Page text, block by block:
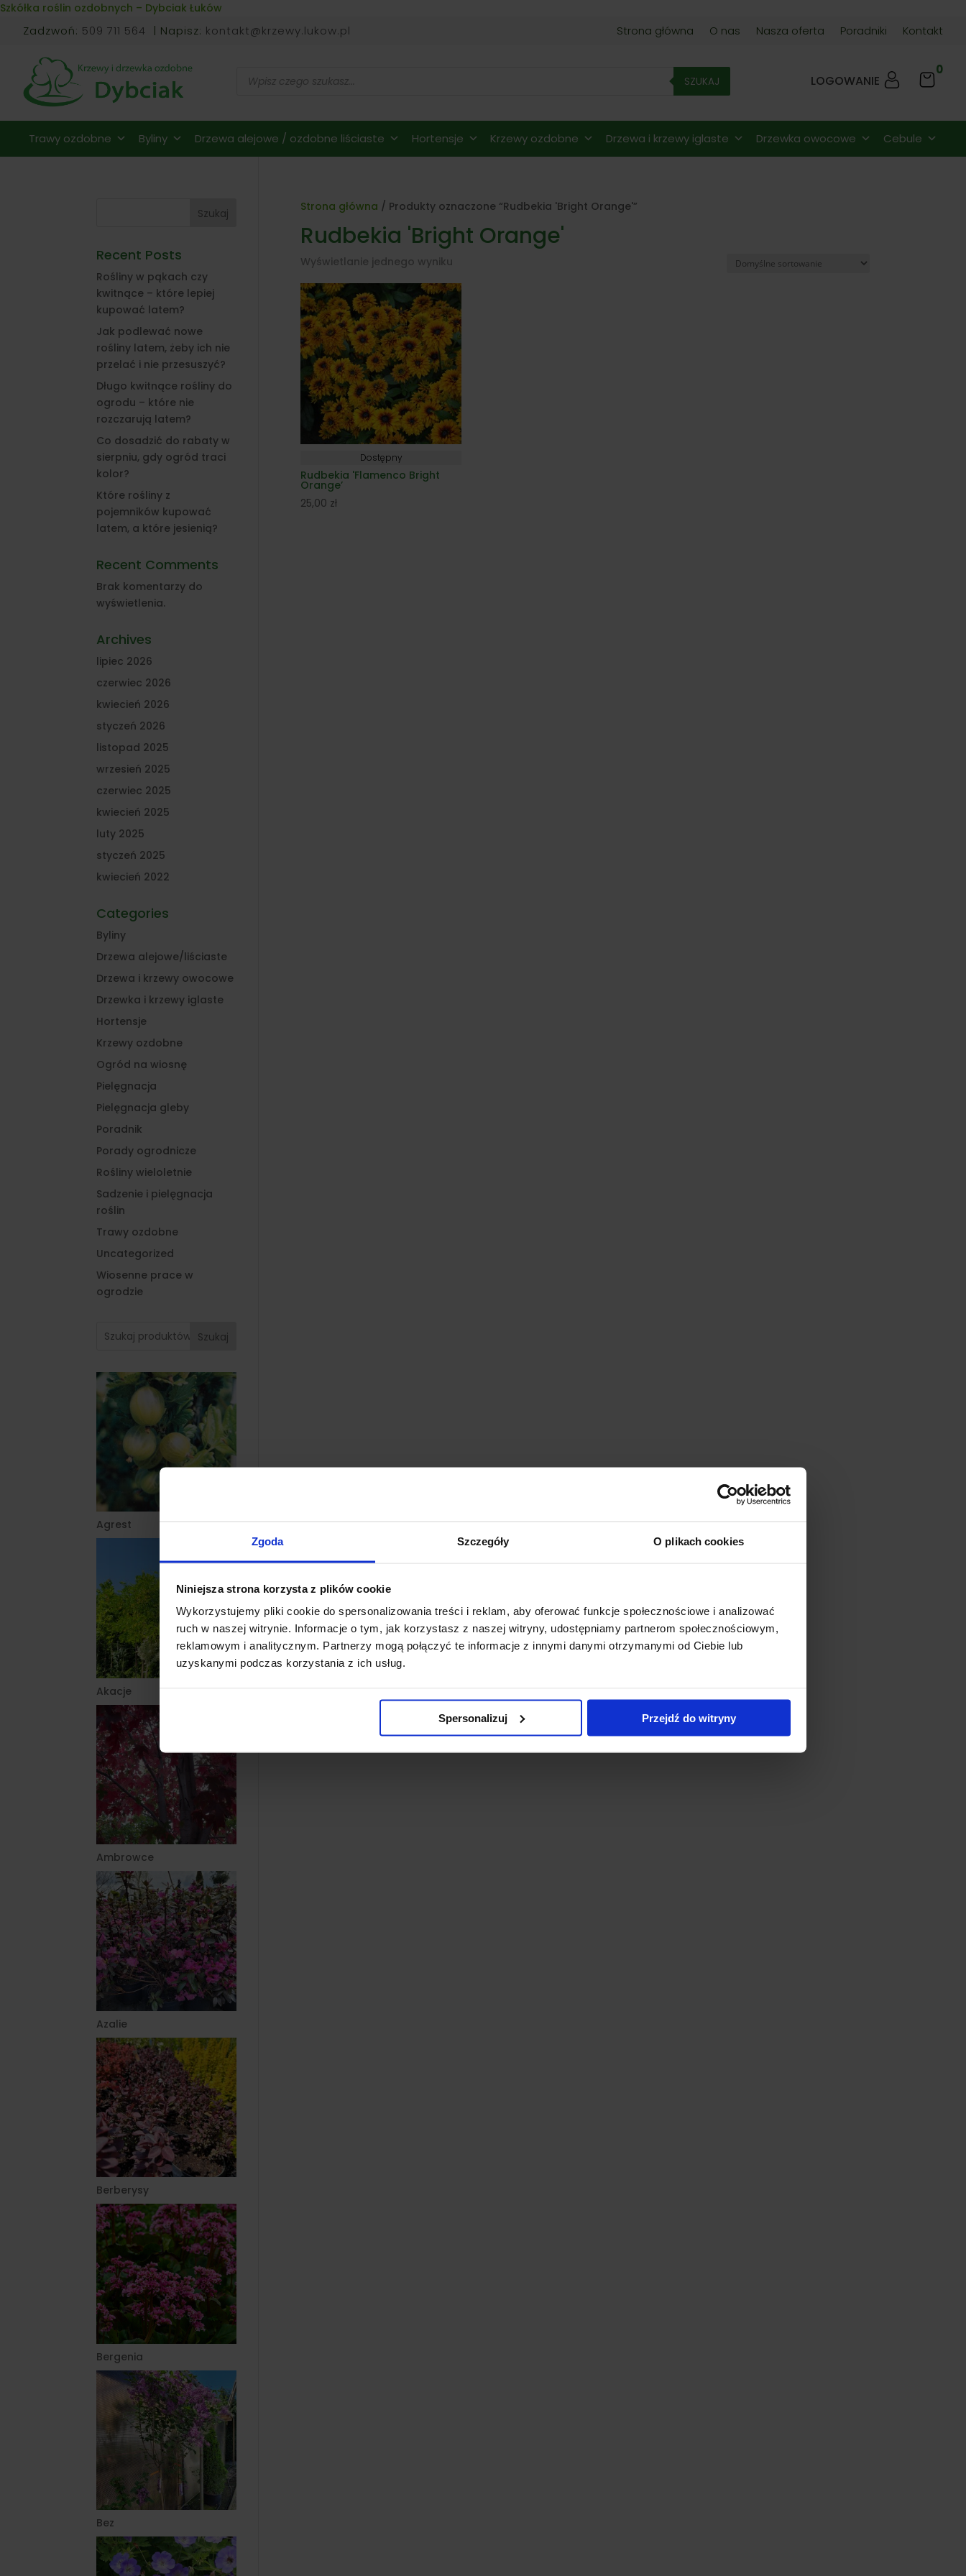
Zgoda Szczegóły O plikach cookies
Niniejsza strona korzysta z plików cookie
Wykorzystujemy pliki cookie do spersonalizowania treści i reklam, aby oferować funkcje społecznościowe i analizować
ruch w naszej witrynie. Informacje o tym, jak korzystasz z naszej witryny, udostępniamy partnerom społecznościowym,
reklamowym i analitycznym. Partnerzy mogą połączyć te informacje z innymi danymi otrzymanymi od Ciebie lub
uzyskanymi podczas korzystania z ich usług.
Spersonalizuj Przejdź do witryny
Skip to content
Szkółka roślin ozdobnych – Dybciak Łuków
Zadzwoń: 509 711 564 | Napisz: kontakt@krzewy.lukow.pl Strona główna O nas Nasza oferta Poradniki Kontakt
produktów SZUKAJ LOGOWANIE
0
Trawy ozdobne Byliny Drzewa alejowe / ozdobne liściaste Hortensje Krzewy ozdobne Drzewa i krzewy iglaste Drzewka owocowe Cebule
Strona główna / Produkty oznaczone “Rudbekia 'Bright Orange'”
Rudbekia 'Bright Orange'
Wyświetlanie jednego wyniku
Dostępny
Rudbekia 'Flamenco Bright
Orange’
25,00 zł
Szukaj
Recent Posts
Rośliny w pąkach czy
kwitnące – które lepiej
kupować latem?
Jak podlewać nowe
rośliny latem, żeby ich nie
przelać i nie przesuszyć?
Długo kwitnące rośliny do
ogrodu – które nie
rozczarują latem?
Co dosadzić do rabaty w
sierpniu, gdy ogród traci
kolor?
Które rośliny z
pojemników kupować
latem, a które jesienią?
Recent Comments
Brak komentarzy do
wyświetlenia.
Archives
lipiec 2026
czerwiec 2026
kwiecień 2026
styczeń 2026
listopad 2025
wrzesień 2025
czerwiec 2025
kwiecień 2025
luty 2025
styczeń 2025
kwiecień 2022
Categories
Byliny
Drzewa alejowe/liściaste
Drzewa i krzewy owocowe
Drzewka i krzewy iglaste
Hortensje
Krzewy ozdobne
Ogród na wiosnę
Pielęgnacja
Pielęgnacja gleby
Poradnik
Porady ogrodnicze
Rośliny wieloletnie
Sadzenie i pielęgnacja
roślin
Trawy ozdobne
Uncategorized
Wiosenne prace w
ogrodzie
Szukaj
Agrest
Akacje
Ambrowce
Azalie
Berberysy
Bergenia
Bez